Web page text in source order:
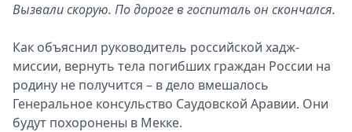
Вызвали скорую. По дороге в госпиталь он скончался.
Как объяснил руководитель российской хадж-
миссии, вернуть тела погибших граждан России на
родину не получится – в дело вмешалось
Генеральное консульство Саудовской Аравии. Они
будут похоронены в Мекке.